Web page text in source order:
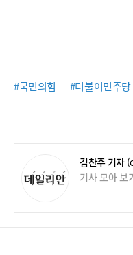
#국민의힘 #더불어민주당
김찬주 기자
기사 모아 보